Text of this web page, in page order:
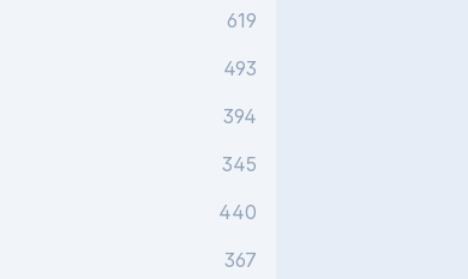
619
493
394
345
440
367